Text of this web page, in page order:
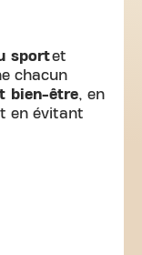
sportet
chacun
bien-être, en
en évitant